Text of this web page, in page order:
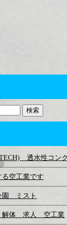
TECH) 透水性コン
空工業です
園 ミスト
体 求人 空工業